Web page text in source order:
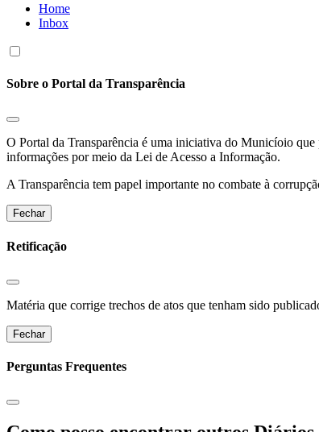
Home
Inbox
Sobre o Portal da Transparência
O Portal da Transparência é uma iniciativa do Municíoio
informações por meio da Lei de Acesso a Informação.
A Transparência tem papel importante no combate à
Fechar
Retificação
Matéria que corrige trechos de atos que tenham sido
Fechar
Perguntas Frequentes